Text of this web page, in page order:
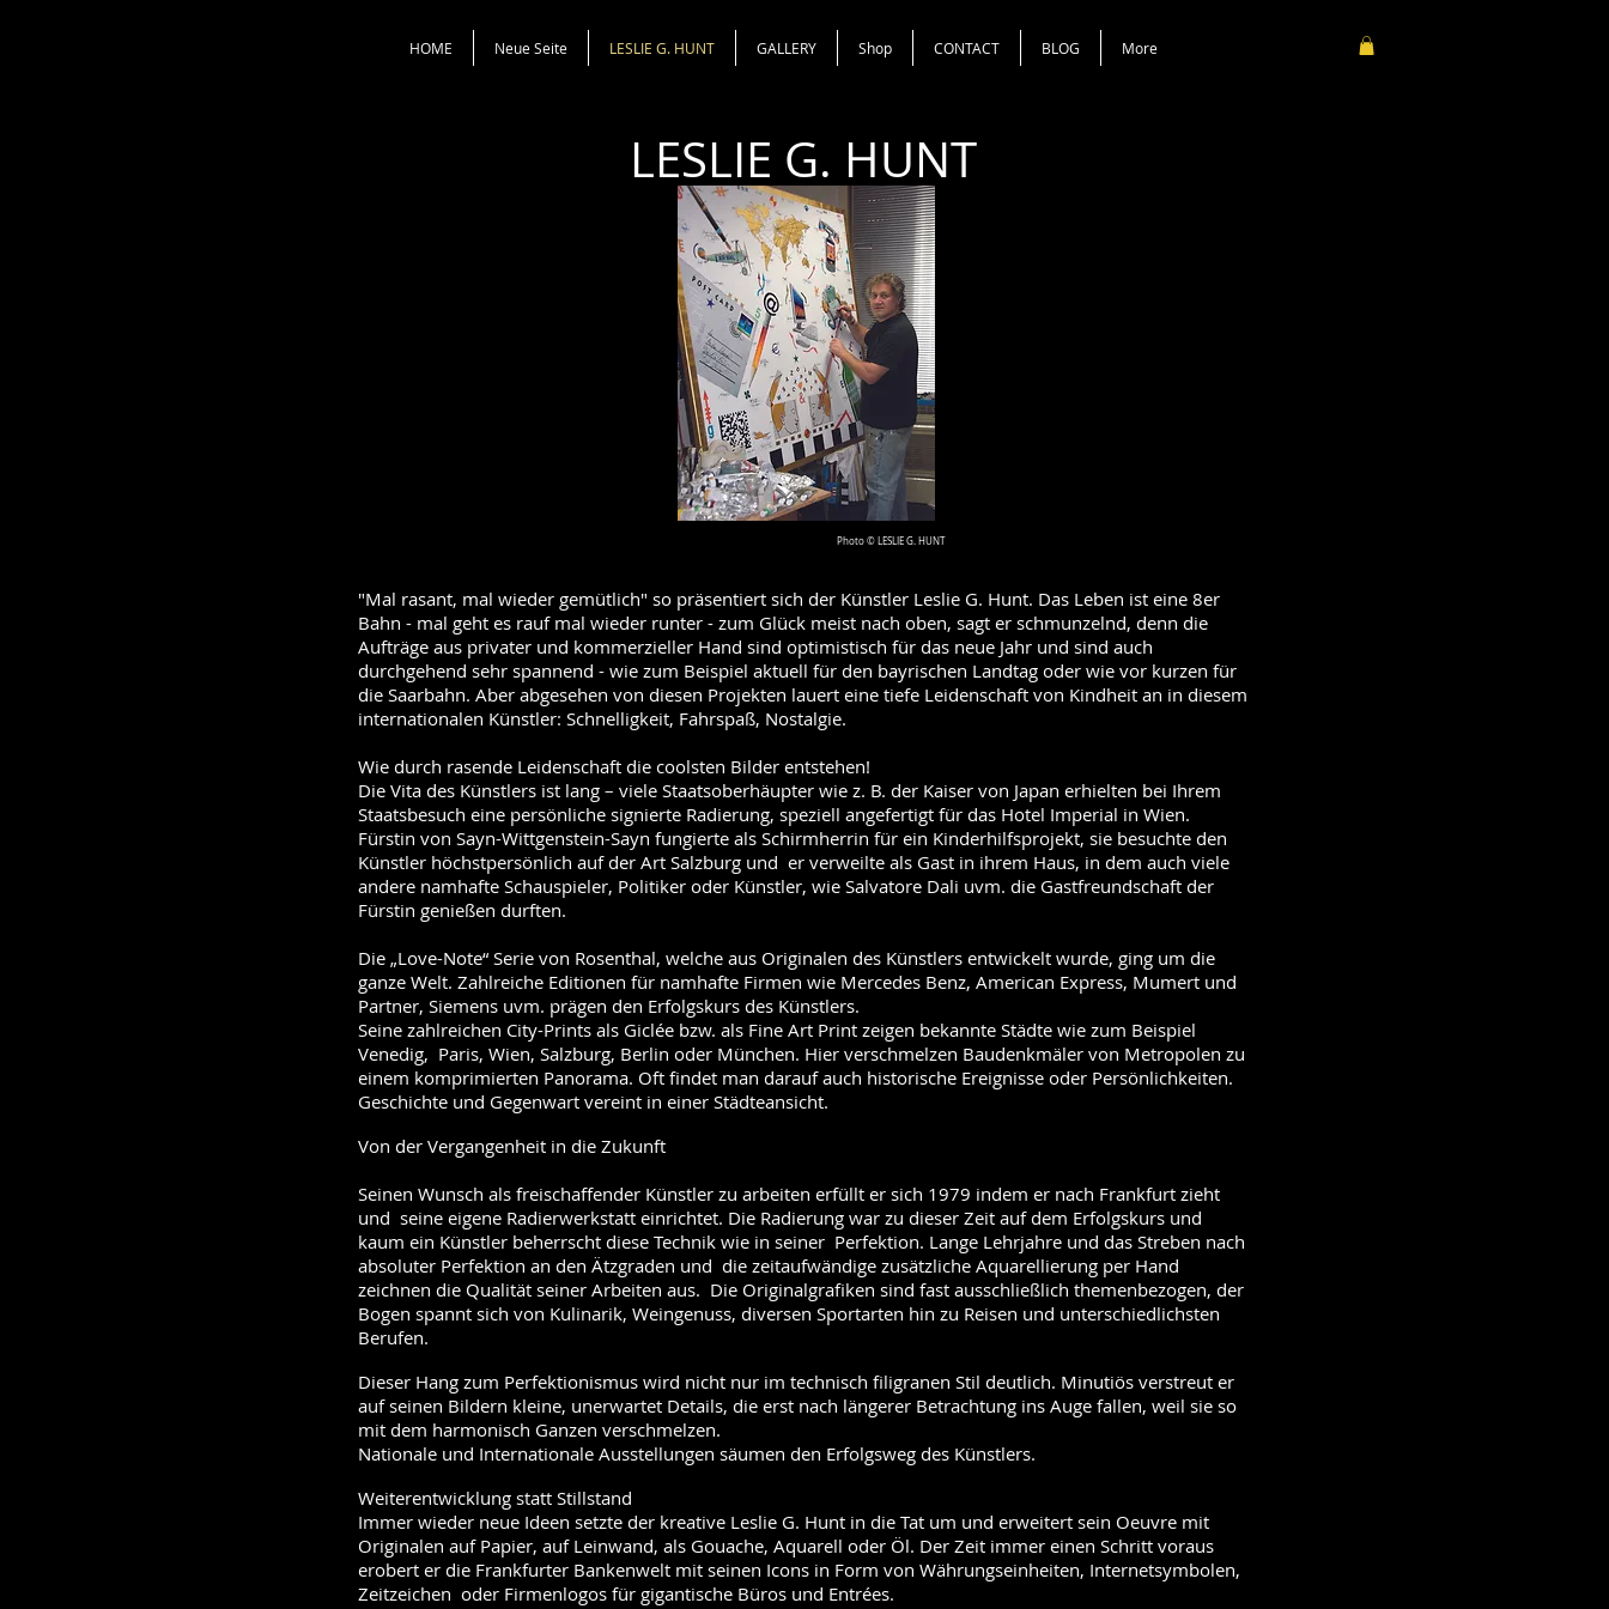
HOME Neue Seite LESLIE G. HUNT GALLERY Shop CONTACT BLOG More
LESLIE G. HUNT
Photo © LESLIE G. HUNT
"Mal rasant, mal wieder gemütlich" so präsentiert sich der Künstler Leslie G. Hunt. Das Leben ist eine 8er
Bahn - mal geht es rauf mal wieder runter - zum Glück meist nach oben, sagt er schmunzelnd, denn die
Aufträge aus privater und kommerzieller Hand sind optimistisch für das neue Jahr und sind auch
durchgehend sehr spannend - wie zum Beispiel aktuell für den bayrischen Landtag oder wie vor kurzen für
die Saarbahn. Aber abgesehen von diesen Projekten lauert eine tiefe Leidenschaft von Kindheit an in diesem
internationalen Künstler: Schnelligkeit, Fahrspaß, Nostalgie.
Wie durch rasende Leidenschaft die coolsten Bilder entstehen!
Die Vita des Künstlers ist lang – viele Staatsoberhäupter wie z. B. der Kaiser von Japan erhielten bei Ihrem
Staatsbesuch eine persönliche signierte Radierung, speziell angefertigt für das Hotel Imperial in Wien.
Fürstin von Sayn-Wittgenstein-Sayn fungierte als Schirmherrin für ein Kinderhilfsprojekt, sie besuchte den
Künstler höchstpersönlich auf der Art Salzburg und er verweilte als Gast in ihrem Haus, in dem auch viele
andere namhafte Schauspieler, Politiker oder Künstler, wie Salvatore Dali uvm. die Gastfreundschaft der
Fürstin genießen durften.
Die „Love-Note“ Serie von Rosenthal, welche aus Originalen des Künstlers entwickelt wurde, ging um die
ganze Welt. Zahlreiche Editionen für namhafte Firmen wie Mercedes Benz, American Express, Mumert und
Partner, Siemens uvm. prägen den Erfolgskurs des Künstlers.
Seine zahlreichen City-Prints als Giclée bzw. als Fine Art Print zeigen bekannte Städte wie zum Beispiel
Venedig, Paris, Wien, Salzburg, Berlin oder München. Hier verschmelzen Baudenkmäler von Metropolen zu
einem komprimierten Panorama. Oft findet man darauf auch historische Ereignisse oder Persönlichkeiten.
Geschichte und Gegenwart vereint in einer Städteansicht.
Von der Vergangenheit in die Zukunft
Seinen Wunsch als freischaffender Künstler zu arbeiten erfüllt er sich 1979 indem er nach Frankfurt zieht
und seine eigene Radierwerkstatt einrichtet. Die Radierung war zu dieser Zeit auf dem Erfolgskurs und
kaum ein Künstler beherrscht diese Technik wie in seiner Perfektion. Lange Lehrjahre und das Streben nach
absoluter Perfektion an den Ätzgraden und die zeitaufwändige zusätzliche Aquarellierung per Hand
zeichnen die Qualität seiner Arbeiten aus. Die Originalgrafiken sind fast ausschließlich themenbezogen, der
Bogen spannt sich von Kulinarik, Weingenuss, diversen Sportarten hin zu Reisen und unterschiedlichsten
Berufen.
Dieser Hang zum Perfektionismus wird nicht nur im technisch filigranen Stil deutlich. Minutiös verstreut er
auf seinen Bildern kleine, unerwartet Details, die erst nach längerer Betrachtung ins Auge fallen, weil sie so
mit dem harmonisch Ganzen verschmelzen.
Nationale und Internationale Ausstellungen säumen den Erfolgsweg des Künstlers.
Weiterentwicklung statt Stillstand
Immer wieder neue Ideen setzte der kreative Leslie G. Hunt in die Tat um und erweitert sein Oeuvre mit
Originalen auf Papier, auf Leinwand, als Gouache, Aquarell oder Öl. Der Zeit immer einen Schritt voraus
erobert er die Frankfurter Bankenwelt mit seinen Icons in Form von Währungseinheiten, Internetsymbolen,
Zeitzeichen oder Firmenlogos für gigantische Büros und Entrées.